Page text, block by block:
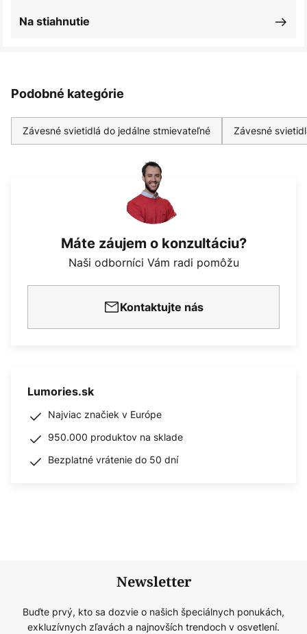
Na stiahnutie
Podobné kategórie
Závesné svietidlá do jedálne stmievateľné Závesné
Máte záujem o konzultáciu?
Naši odborníci Vám radi pomôžu
Kontaktujte nás
Lumories.sk
Najviac značiek v Európe
950.000 produktov na sklade
Bezplatné vrátenie do 50 dní
Newsletter
Buďte prvý, kto sa dozvie o našich špeciálnych ponukách,
exkluzívnych zľavách a najnovších trendoch v osvetlení.